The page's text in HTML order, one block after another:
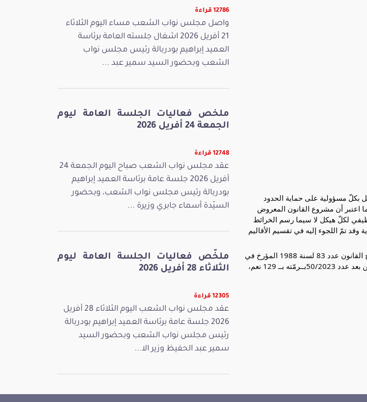
بكلّ مسؤولية على حماية الحدود
اعتبر أن مشروع القانون المعروض
لكلّ هيكل لا سيما رسم الخرائط
تمّ اللجوء إليه في تقسيم الأقاليم
وفي ختام اشغال الجلسة المسائية تمّ التصويت على مشروع قانون يتعلق بتنقيح القانون عدد 83 لسنة 1988 المؤرخ في
11 جويلية 1988 المتعلق بإحداث المركز الوطني لرسم الخرائط والاستشعار عن بعد عدد 50/2023بــرمّته بــ 129 نعم،
12786 قراءة
واصل مجلس نواب الشعب مساء اليوم الثلاثاء
21 أفريل 2026 اشغال جلسته العامة برئاسة
العميد إبراهيم بودربالة رئيس مجلس نواب
الشعب وبحضور السيد سمير عبد ...
ملخص فعاليات الجلسة العامة ليوم
الجمعة 24 أفريل 2026
12748 قراءة
عقد مجلس نواب الشعب صباح اليوم الجمعة 24
أفريل 2026 جلسة عامة برئاسة العميد إبراهيم
بودربالة رئيس مجلس نواب الشعب، وبحضور
السيّدة أسماء جابري وزيرة ...
ملخّص فعاليات الجلسة العامة ليوم
الثلاثاء 28 أفريل 2026
12305 قراءة
عقد مجلس نواب الشعب اليوم الثلاثاء 28 أفريل
2026 جلسة عامة برئاسة العميد إبراهيم بودربالة
رئيس مجلس نواب الشعب وبحضور السيد
سمير عبد الحفيظ وزير الا...